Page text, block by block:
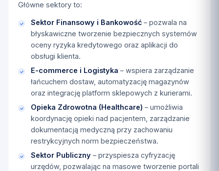
Główne sektory to:
Sektor Finansowy i Bankowość – pozwala na
błyskawiczne tworzenie bezpiecznych systemów
oceny ryzyka kredytowego oraz aplikacji do
obsługi klienta.
E-commerce i Logistyka – wspiera zarządzanie
łańcuchem dostaw, automatyzację magazynów
oraz integrację platform sklepowych z kurierami.
Opieka Zdrowotna (Healthcare) – umożliwia
koordynację opieki nad pacjentem, zarządzanie
dokumentacją medyczną przy zachowaniu
restrykcyjnych norm bezpieczeństwa.
Sektor Publiczny – przyspiesza cyfryzację
urzędów, pozwalając na masowe tworzenie portali